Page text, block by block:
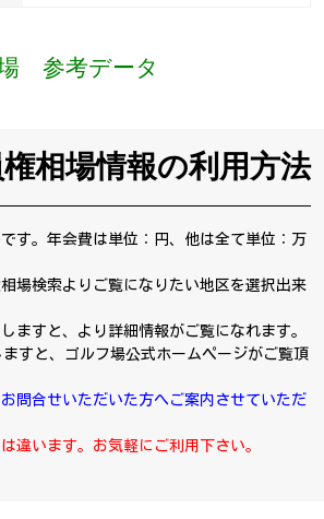
参考データ
相場情報の利用方法
す。年会費は単位：円、他は全て単位：万
場検索よりご覧になりたい地区を選択出来
ますと、より詳細情報がご覧になれます。
ますと、ゴルフ場公式ホームページがご覧頂
問合せいただいた方へご案内させていただ
違います。お気軽にご利用下さい。